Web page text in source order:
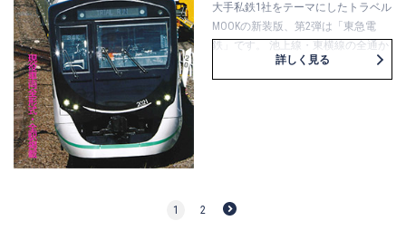
大手私鉄1社をテーマにしたトラベル
MOOKの新装版、第2弾は「東急電
鉄」です。 池上線・東横線の全通か
ら90年を超えた東急電鉄の最新事情
を、車両・運転・駅・線路・歴史
詳しく見る
1 2